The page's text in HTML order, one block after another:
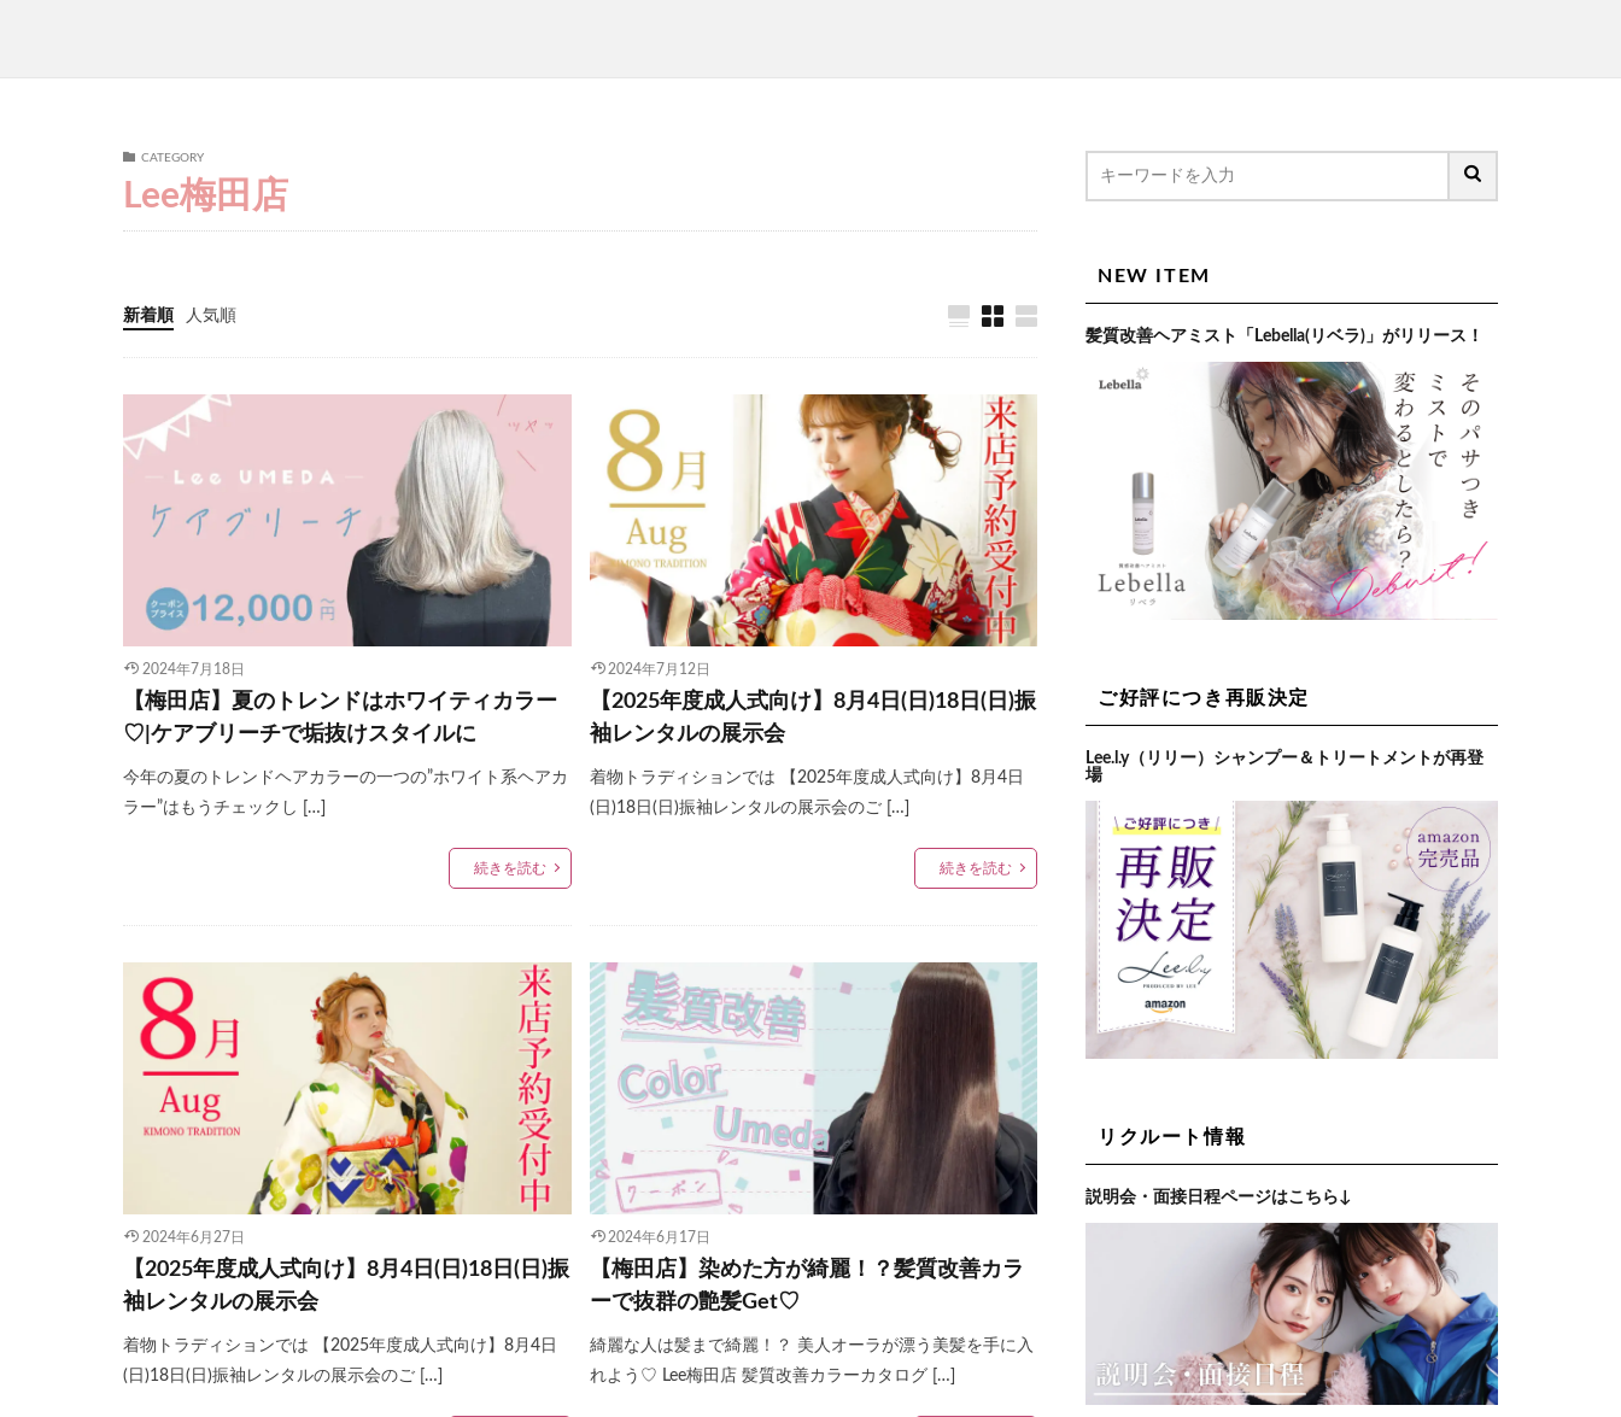
CATEGORY
Lee梅田店
新着順 人気順
2024年7月18日
【梅田店】夏のトレンドはホワイティカラー
♡|ケアブリーチで垢抜けスタイルに
今年の夏のトレンドヘアカラーの一つの”ホワイト系ヘアカ
ラー”はもうチェックし […]
続きを読む
2024年7月12日
【2025年度成人式向け】8月4日(日)18日(日)振
袖レンタルの展示会
着物トラディションでは 【2025年度成人式向け】8月4日
(日)18日(日)振袖レンタルの展示会のご […]
続きを読む
2024年6月27日
【2025年度成人式向け】8月4日(日)18日(日)振
袖レンタルの展示会
着物トラディションでは 【2025年度成人式向け】8月4日
(日)18日(日)振袖レンタルの展示会のご […]
2024年6月17日
【梅田店】染めた方が綺麗！？髪質改善カラ
ーで抜群の艶髪Get♡
綺麗な人は髪まで綺麗！？ 美人オーラが漂う美髪を手に入
れよう♡ Lee梅田店 髪質改善カラーカタログ […]
NEW ITEM
髪質改善ヘアミスト「Lebella(リベラ)」がリリース！
ご好評につき再販決定
Lee.l.y（リリー）シャンプー＆トリートメントが再登
場
リクルート情報
説明会・面接日程ページはこちら↓